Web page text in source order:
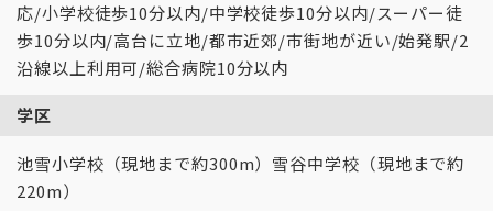
応/小学校徒歩10分以内/中学校徒歩10分以内/スーパー徒
歩10分以内/高台に立地/都市近郊/市街地が近い/始発駅/2
沿線以上利用可/総合病院10分以内
学区
池雪小学校（現地まで約300m）雪谷中学校（現地まで約
220m）